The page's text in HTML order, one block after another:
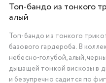
Топ-бандо из тонкого
алый
Топ-бандо из тонкого
базового гардероба. В
небесно-голубой, алый,
дышащей тонкой вискозы в
и безупречно садится по
Подробнее
об оплате Плайтом